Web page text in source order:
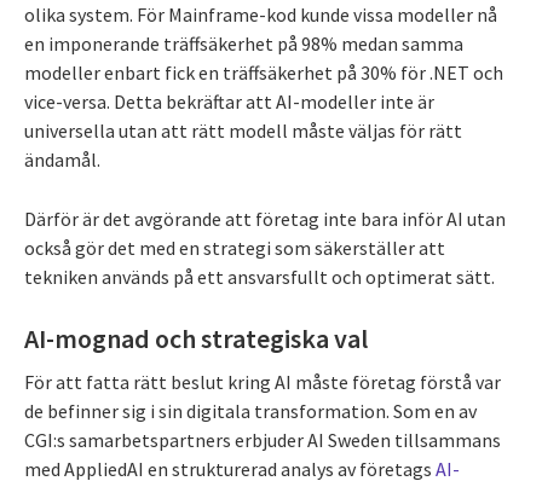
olika system. För Mainframe-kod kunde vissa modeller nå
en imponerande träffsäkerhet på 98% medan samma
modeller enbart fick en träffsäkerhet på 30% för .NET och
vice-versa. Detta bekräftar att AI-modeller inte är
universella utan att rätt modell måste väljas för rätt
ändamål.
Därför är det avgörande att företag inte bara inför AI utan
också gör det med en strategi som säkerställer att
tekniken används på ett ansvarsfullt och optimerat sätt.
AI-mognad och strategiska val
För att fatta rätt beslut kring AI måste företag förstå var
de befinner sig i sin digitala transformation. Som en av
CGI:s samarbetspartners erbjuder AI Sweden tillsammans
med AppliedAI en strukturerad analys av företags AI-